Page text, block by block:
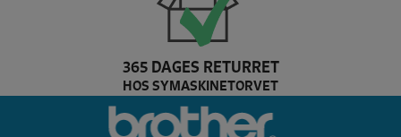
365 DAGES RETURRET
HOS SYMASKINETORVET
Dette er Bernina brands slider logo